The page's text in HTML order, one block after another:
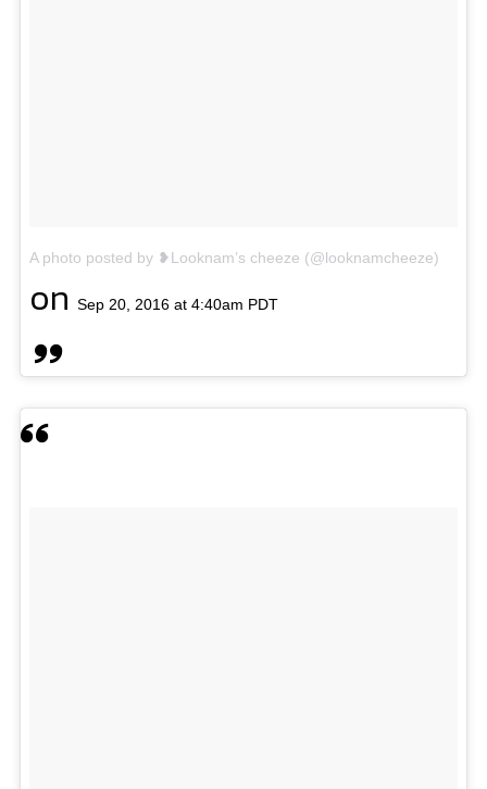
A photo posted by ❥Looknam’s cheeze (@looknamcheeze)
on Sep 20, 2016 at 4:40am PDT